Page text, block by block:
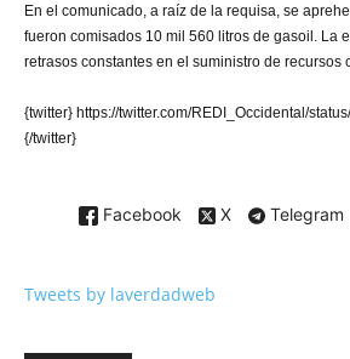
En el comunicado, a raíz de la requisa, se
fueron comisados 10 mil 560 litros de gasoil. La
retrasos constantes en el suministro de recursos
{twitter} https://twitter.com/REDI_Occidental/
{/twitter}
Facebook X Telegram
Tweets by laverdadweb